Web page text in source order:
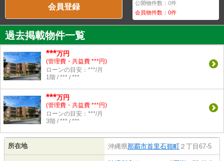
会員登録 公開物件数：0件
会員物件数：0件
過去掲載物件一覧
***万円
(管理費・共益費 ***円)
ローンの目安：***/月
1階 / *** / ***
***万円
(管理費・共益費 ***円)
ローンの目安：***/月
3階 / *** / ***
所在地 沖縄県那覇市首里石嶺町 ２丁目67-5